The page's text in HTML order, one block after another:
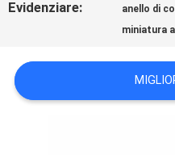
MAPPA
Evidenziare: anello di
miniatura